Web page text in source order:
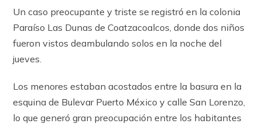
Un caso preocupante y triste se registró en la colonia
Paraíso Las Dunas de Coatzacoalcos, donde dos niños
fueron vistos deambulando solos en la noche del
jueves.
Los menores estaban acostados entre la basura en la
esquina de Bulevar Puerto México y calle San Lorenzo,
lo que generó gran preocupación entre los habitantes